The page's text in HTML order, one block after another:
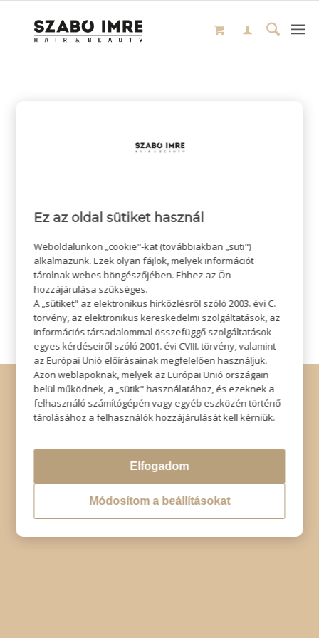
© Copyright - Szabó Imre Hair & Beauty
Impresszum| Adatkezelési tájékoztató Elállás
Ez az oldal sütiket használ
Weboldalunkon „cookie"-kat (továbbiakban „süti")
alkalmazunk. Ezek olyan fájlok, melyek információt
tárolnak webes böngészőjében. Ehhez az Ön
hozzájárulása szükséges.
A „sütiket" az elektronikus hírközlésről szóló 2003. évi C.
törvény, az elektronikus kereskedelmi szolgáltatások, az
információs társadalommal összefüggő szolgáltatások
egyes kérdéseiről szóló 2001. évi CVIII. törvény, valamint
az Európai Unió előírásainak megfelelően használjuk.
Azon weblapoknak, melyek az Európai Unió országain
belül működnek, a „sütik" használatához, és ezeknek a
felhasználó számítógépén vagy egyéb eszközén történő
tárolásához a felhasználók hozzájárulását kell kérniük.
Elfogadom
Módosítom a beállításokat